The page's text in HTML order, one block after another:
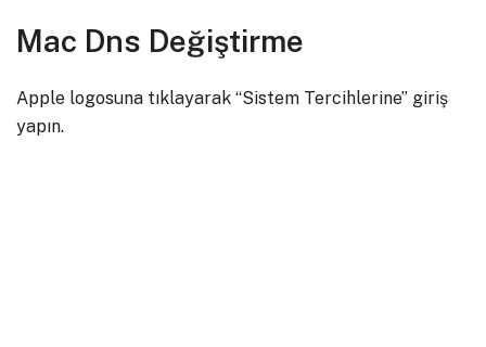
Mac Dns Değiştirme
Apple logosuna tıklayarak “Sistem Tercihlerine” giriş
yapın.